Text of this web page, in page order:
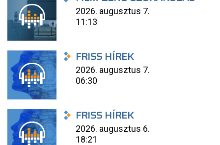
2026. augusztus 7.
11:13
FRISS HÍREK
2026. augusztus 7.
06:30
FRISS HÍREK
2026. augusztus 6.
18:21